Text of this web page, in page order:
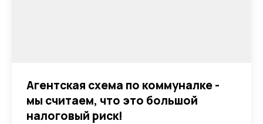
Агентская схема по коммуналке -
мы считаем, что это большой
налоговый риск!